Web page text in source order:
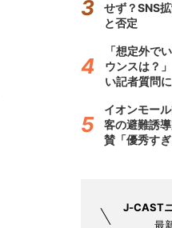
せず？SNS
と否定
「想定外で
ウンスは？
い記者質問
イオンモー
客の避難誘
賛「優秀す
J-CAST
最